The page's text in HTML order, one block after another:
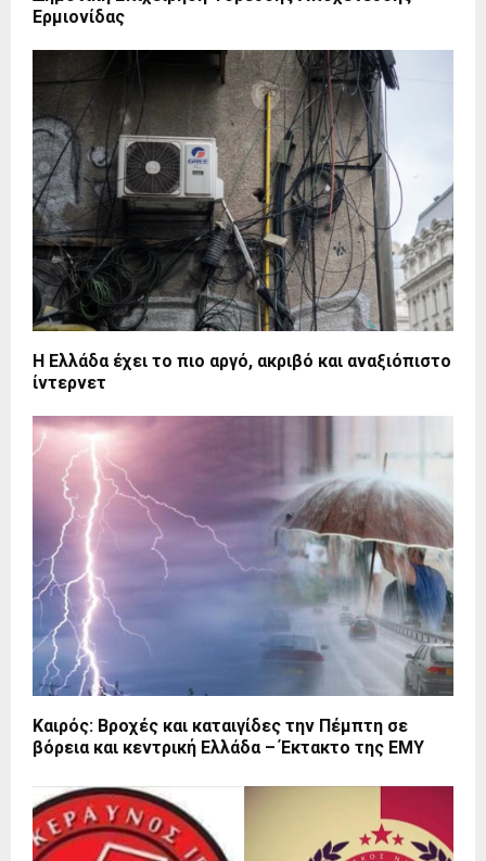
Ερμιονίδας
Η Ελλάδα έχει το πιο αργό, ακριβό και αναξιόπιστο
ίντερνετ
Καιρός: Βροχές και καταιγίδες την Πέμπτη σε
βόρεια και κεντρική Ελλάδα – Έκτακτο της ΕΜΥ